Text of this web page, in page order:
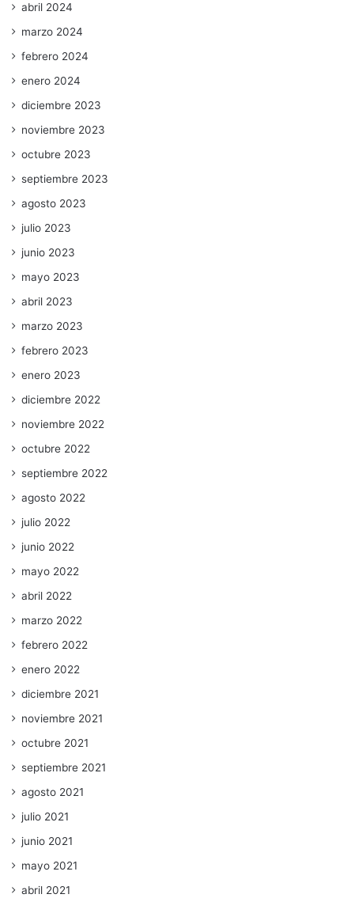
abril 2024
marzo 2024
febrero 2024
enero 2024
diciembre 2023
noviembre 2023
octubre 2023
septiembre 2023
agosto 2023
julio 2023
junio 2023
mayo 2023
abril 2023
marzo 2023
febrero 2023
enero 2023
diciembre 2022
noviembre 2022
octubre 2022
septiembre 2022
agosto 2022
julio 2022
junio 2022
mayo 2022
abril 2022
marzo 2022
febrero 2022
enero 2022
diciembre 2021
noviembre 2021
octubre 2021
septiembre 2021
agosto 2021
julio 2021
junio 2021
mayo 2021
abril 2021